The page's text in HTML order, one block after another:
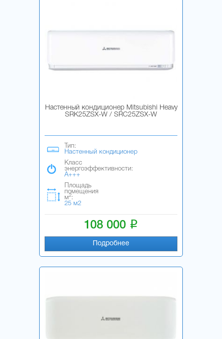
Настенный кондиционер Mitsubishi Heavy
SRK25ZSX-W / SRC25ZSX-W
Тип:
Настенный кондиционер
Класс
энергоэффективности:
A+++
Площадь
помещения
м2:
25 м2
108 000 i
Подробнее